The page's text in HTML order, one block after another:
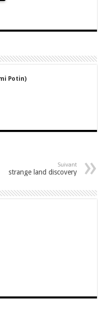
Potin)
Suivant
strange land discovery